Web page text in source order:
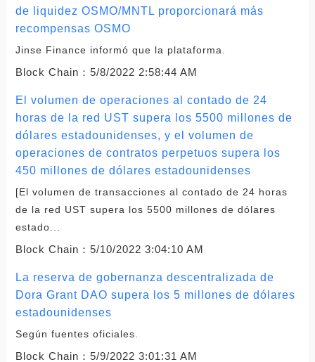
de liquidez OSMO/MNTL proporcionará más
recompensas OSMO
Jinse Finance informó que la plataforma.
Block Chain： 5/8/2022 2:58:44 AM
El volumen de operaciones al contado de 24
horas de la red UST supera los 5500 millones de
dólares estadounidenses, y el volumen de
operaciones de contratos perpetuos supera los
450 millones de dólares estadounidenses
[El volumen de transacciones al contado de 24 horas
de la red UST supera los 5500 millones de dólares
estado...
Block Chain： 5/10/2022 3:04:10 AM
La reserva de gobernanza descentralizada de
Dora Grant DAO supera los 5 millones de dólares
estadounidenses
Según fuentes oficiales.
Block Chain： 5/9/2022 3:01:31 AM